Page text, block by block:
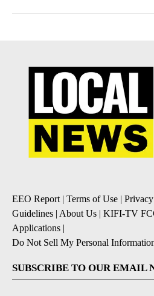
EEO Report| Terms of Use |
Guidelines | About Us | KIFI-TV
Applications |
Do Not Sell My Personal
SUBSCRIBE TO OUR EMAIL